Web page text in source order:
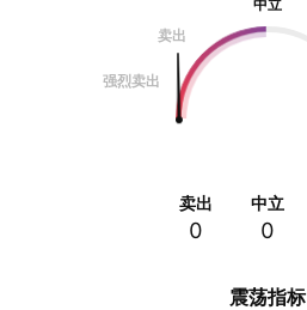
震荡指标
中立
卖出
强烈卖出
卖出
0
中立
0